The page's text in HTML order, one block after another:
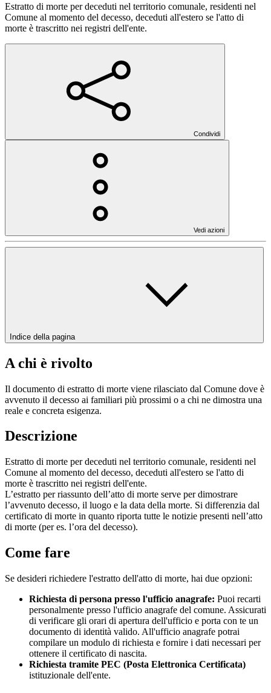
Estratto di morte per deceduti nel territorio comunale, residenti nel
Comune al momento del decesso, deceduti all'estero se l'atto di
morte è trascritto nei registri dell'ente.
Condividi
Vedi azioni
Indice della pagina
A chi è rivolto
Il documento di estratto di morte viene rilasciato dal Comune dove è
avvenuto il decesso ai familiari più prossimi o a chi ne dimostra una
reale e concreta esigenza.
Descrizione
Estratto di morte per deceduti nel territorio comunale, residenti nel
Comune al momento del decesso, deceduti all'estero se l'atto di
morte è trascritto nei registri dell'ente.
L’estratto per riassunto dell’atto di morte serve per dimostrare
l’avvenuto decesso, il luogo e la data della morte. Si differenzia dal
certificato di morte in quanto riporta tutte le notizie presenti nell’atto
di morte (per es. l’ora del decesso).
Come fare
Se desideri richiedere l'estratto dell'atto di morte, hai due opzioni:
Richiesta di persona presso l'ufficio anagrafe: Puoi recarti
personalmente presso l'ufficio anagrafe del comune. Assicurati
di verificare gli orari di apertura dell'ufficio e porta con te un
documento di identità valido. All'ufficio anagrafe potrai
compilare un modulo di richiesta e fornire i dati necessari per
ottenere il certificato di nascita.
Richiesta tramite PEC (Posta Elettronica Certificata)
istituzionale dell'ente.